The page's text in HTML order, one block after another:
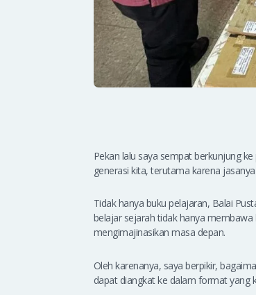
Pekan lalu saya sempat berkunjung
generasi kita, terutama karena
Tidak hanya buku pelajaran, Balai
belajar sejarah tidak hanya
mengimajinasikan masa depan.
Oleh karenanya, saya berpikir,
dapat diangkat ke dalam format yang